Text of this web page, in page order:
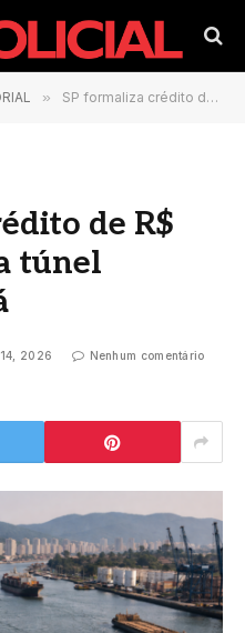
» SP formaliza crédito de R$ 2,5 bilhões para túnel Santos-Guarujá
de R$
túnel
2026 Nenhum comentário